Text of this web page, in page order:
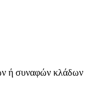
ή συναφών κλάδων